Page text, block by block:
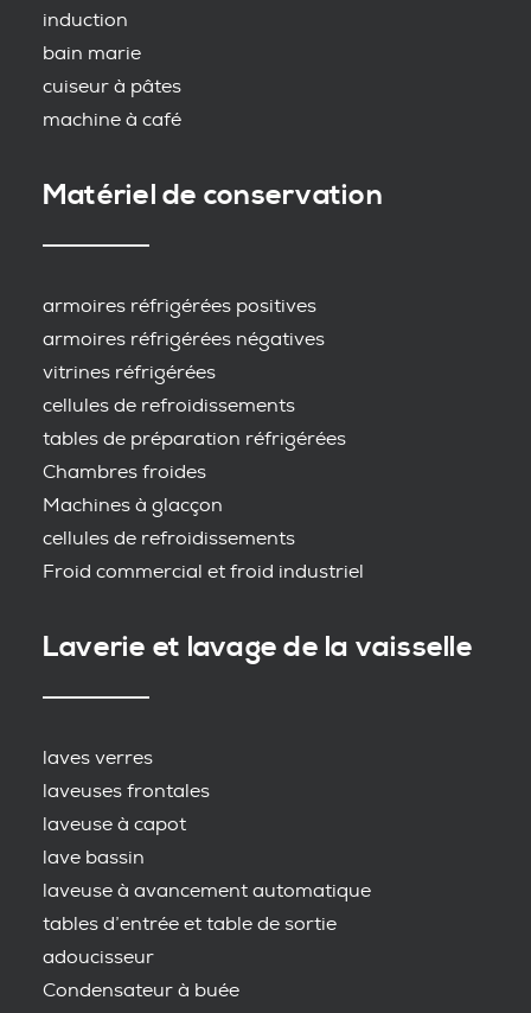
induction
bain marie
cuiseur à pâtes
machine à café
Matériel de conservation
armoires réfrigérées positives
armoires réfrigérées négatives
vitrines réfrigérées
cellules de refroidissements
tables de préparation réfrigérées
Chambres froides
Machines à glacçon
cellules de refroidissements
Froid commercial et froid industriel
Laverie et lavage de la vaisselle
laves verres
laveuses frontales
laveuse à capot
lave bassin
laveuse à avancement automatique
tables d’entrée et table de sortie
adoucisseur
Condensateur à buée